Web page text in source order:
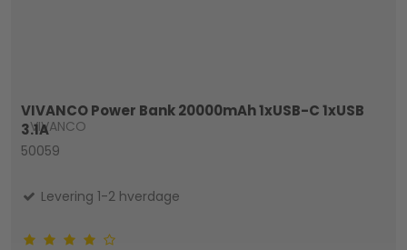
VIVANCO Power Bank 20000mAh 1xUSB-C 1xUSB
3.1A
VIVANCO
50059
Levering 1-2 hverdage